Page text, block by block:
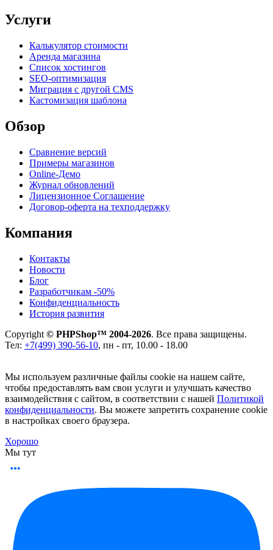
Услуги
Калькулятор стоимости
Аренда магазина
Список хостингов
SEO-оптимизация
Миграция с другой CMS
Кастомизация шаблона
Обзор
Сравнение версий
Примеры магазинов
Оnline-Демо
Журнал обновлений
Лицензионное Cоглашение
Договор-оферта на техподдержку
Компания
Контакты
Новости
Блог
Разработчикам -50%
Конфиденциальность
История развития
Copyright © PHPShop™ 2004-2026. Все права защищены.
Тел: +7(499) 390-56-10, пн - пт, 10.00 - 18.00
Мы используем различные файлы cookie на нашем сайте,
чтобы предоставлять вам свои услуги и улучшать качество
взаимодействия с сайтом, в соответствии с нашей Политикой
конфиденциальности. Вы можете запретить сохранение cookie
в настройках своего браузера.
Хорошо
Мы тут